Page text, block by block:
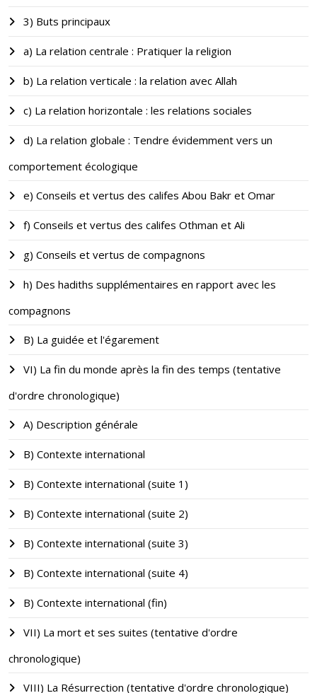
3) Buts principaux
a) La relation centrale : Pratiquer la religion
b) La relation verticale : la relation avec Allah
c) La relation horizontale : les relations sociales
d) La relation globale : Tendre évidemment vers un
comportement écologique
e) Conseils et vertus des califes Abou Bakr et Omar
f) Conseils et vertus des califes Othman et Ali
g) Conseils et vertus de compagnons
h) Des hadiths supplémentaires en rapport avec les
compagnons
B) La guidée et l'égarement
VI) La fin du monde après la fin des temps (tentative
d'ordre chronologique)
A) Description générale
B) Contexte international
B) Contexte international (suite 1)
B) Contexte international (suite 2)
B) Contexte international (suite 3)
B) Contexte international (suite 4)
B) Contexte international (fin)
VII) La mort et ses suites (tentative d'ordre
chronologique)
VIII) La Résurrection (tentative d'ordre chronologique)